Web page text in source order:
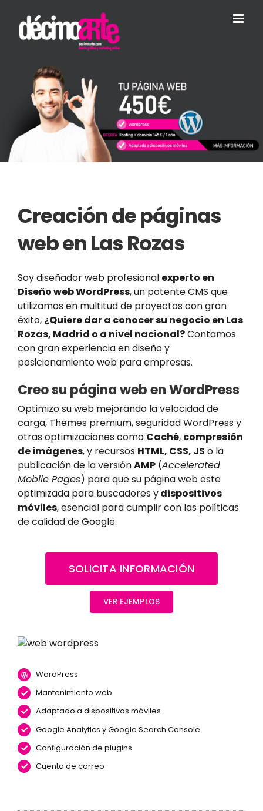
content
Creación de páginas
web en Las Rozas
Soy diseñador web profesional experto en
Diseño web WordPress, un potente CMS que
utilizamos en multitud de proyectos con gran
éxito, ¿Quiere dar a conocer su negocio en Las
Rozas, Madrid o a nivel nacional?Contamos
con gran experiencia en diseño y
posicionamiento web para empresas.
Creo su página web en WordPress
Optimizo su web mejorando la velocidad de
carga, Themes premium, seguridad WordPress y
otras optimizaciones como Caché, compresión
de imágenes, y recursos HTML, CSS, JS o la
publicación de la versiónAMP(Accelerated
Mobile Pages) para que su página web este
optimizada para buscadores ydispositivos
móviles, esencial para cumplir con las políticas
de calidad de Google.
SOLICITA INFORMACIÓN
VER EJEMPLOS
WordPress
Mantenimiento web
Adaptado a dispositivos móviles
Google Analytics y Google Search Console
Configuración de plugins
Cuenta de correo